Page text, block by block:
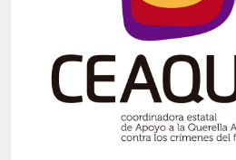
neofranquismo
(567)
Justicia Universal
Derechos Humanos
(522)
Nacionalcatolicismo
(514)